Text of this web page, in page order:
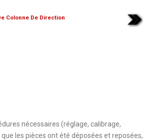
Colonne De Direction
nécessaires (réglage, calibrage,
les pièces ont été déposées et reposées,